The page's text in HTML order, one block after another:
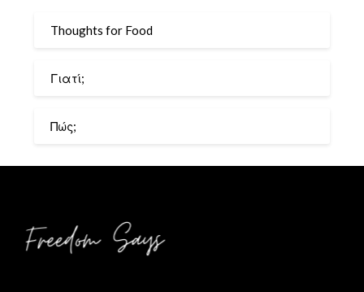
Thoughts for Food
Γιατί;
Πώς;